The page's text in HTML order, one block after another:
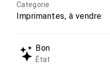
Categorie
Imprimantes, à vendre
Bon
État